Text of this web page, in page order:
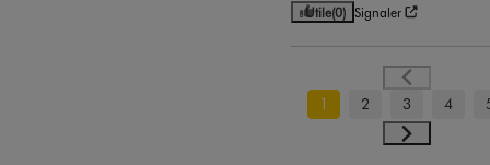
Utile(0) Signaler
1 2 3 4